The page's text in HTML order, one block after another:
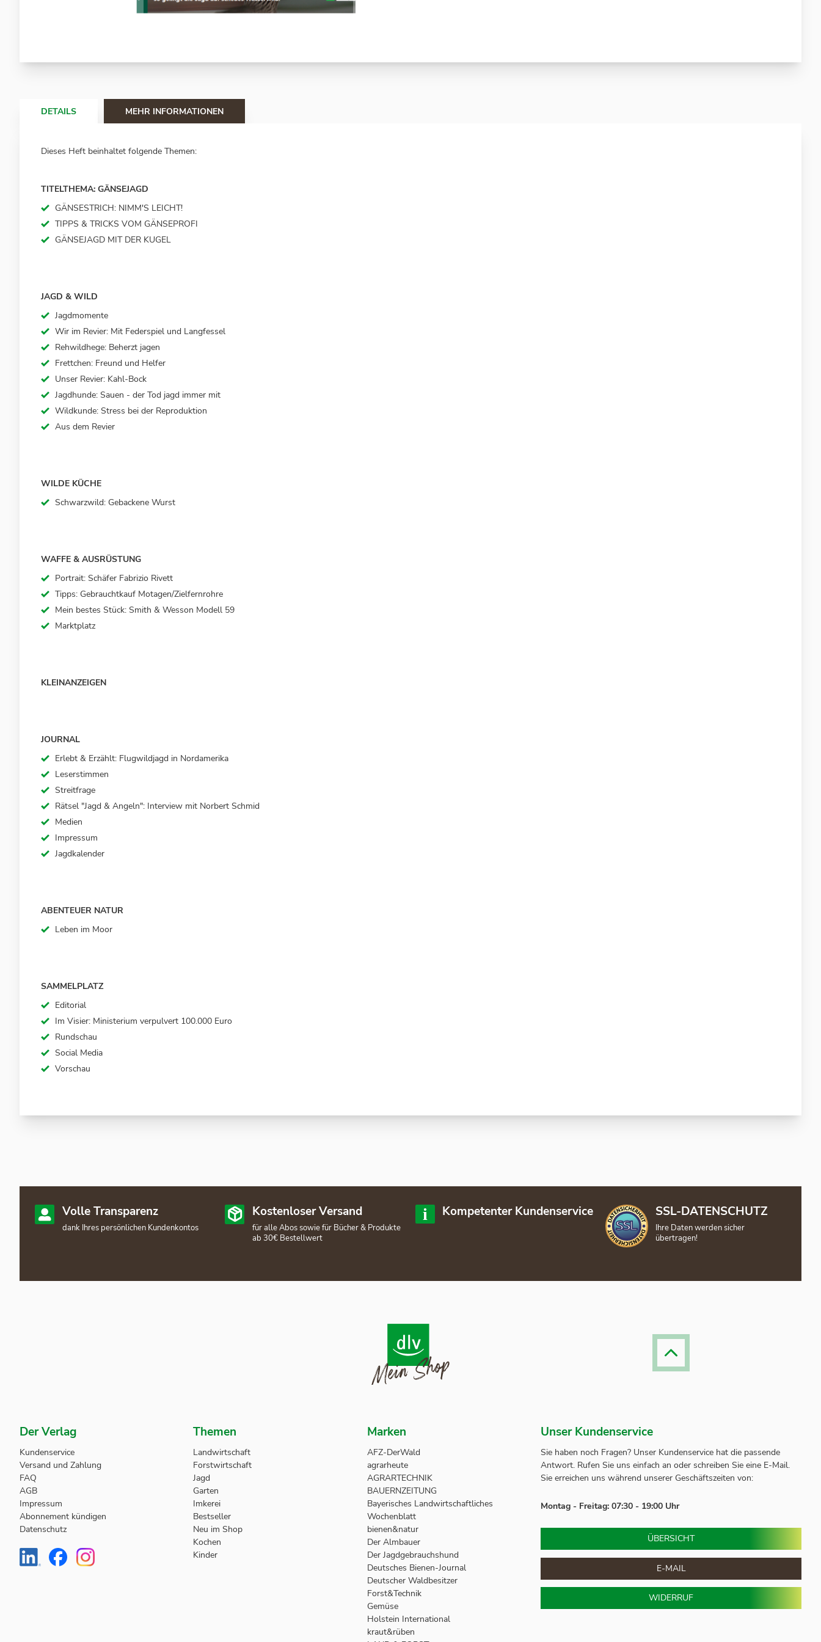
Anfang
DETAILS
Dieses Heft beinhaltet folgende Themen:
TITELTHEMA: GÄNSEJAGD
GÄNSESTRICH: NIMM'S LEICHT!
TIPPS & TRICKS VOM GÄNSEPROFI
GÄNSEJAGD MIT DER KUGEL
JAGD & WILD
Jagdmomente
Wir im Revier: Mit Federspiel und Langfessel
Rehwildhege: Beherzt jagen
Frettchen: Freund und Helfer
Unser Revier: Kahl-Bock
Jagdhunde: Sauen - der Tod jagd immer mit
Wildkunde: Stress bei der Reproduktion
Aus dem Revier
WILDE KÜCHE
Schwarzwild: Gebackene Wurst
WAFFE & AUSRÜSTUNG
Portrait: Schäfer Fabrizio Rivett
Tipps: Gebrauchtkauf Motagen/Zielfernrohre
Mein bestes Stück: Smith & Wesson Modell 59
Marktplatz
KLEINANZEIGEN
JOURNAL
Erlebt & Erzählt: Flugwildjagd in Nordamerika
Leserstimmen
Streitfrage
Rätsel "Jagd & Angeln": Interview mit Norbert Schmid
Medien
Impressum
Jagdkalender
ABENTEUER NATUR
Leben im Moor
SAMMELPLATZ
Editorial
Im Visier: Ministerium verpulvert 100.000 Euro
Rundschau
Social Media
Vorschau
MEHR INFORMATIONEN
Volle Transparenz
dank Ihres persönlichen Kundenkontos
Kostenloser Versand
für alle Abos sowie für Bücher & Produkte
ab 30€ Bestellwert
Kompetenter Kundenservice SSL-DATENSCHUTZ
Ihre Daten werden sicher
übertragen!
Der Verlag
Kundenservice
Versand und Zahlung
FAQ
AGB
Impressum
Abonnement kündigen
Datenschutz
Themen
Landwirtschaft
Forstwirtschaft
Jagd
Garten
Imkerei
Bestseller
Neu im Shop
Kochen
Kinder
Marken
AFZ-DerWald
agrarheute
AGRARTECHNIK
BAUERNZEITUNG
Bayerisches Landwirtschaftliches
Wochenblatt
bienen&natur
Der Almbauer
Der Jagdgebrauchshund
Deutsches Bienen-Journal
Deutscher Waldbesitzer
Forst&Technik
Gemüse
Holstein International
kraut&rüben
Unser Kundenservice
Sie haben noch Fragen? Unser Kundenservice hat die passende
Antwort. Rufen Sie uns einfach an oder schreiben Sie eine E-Mail.
Sie erreichen uns während unserer Geschäftszeiten von:
Montag - Freitag: 07:30 - 19:00 Uhr
ÜBERSICHT
E-MAIL
WIDERRUF